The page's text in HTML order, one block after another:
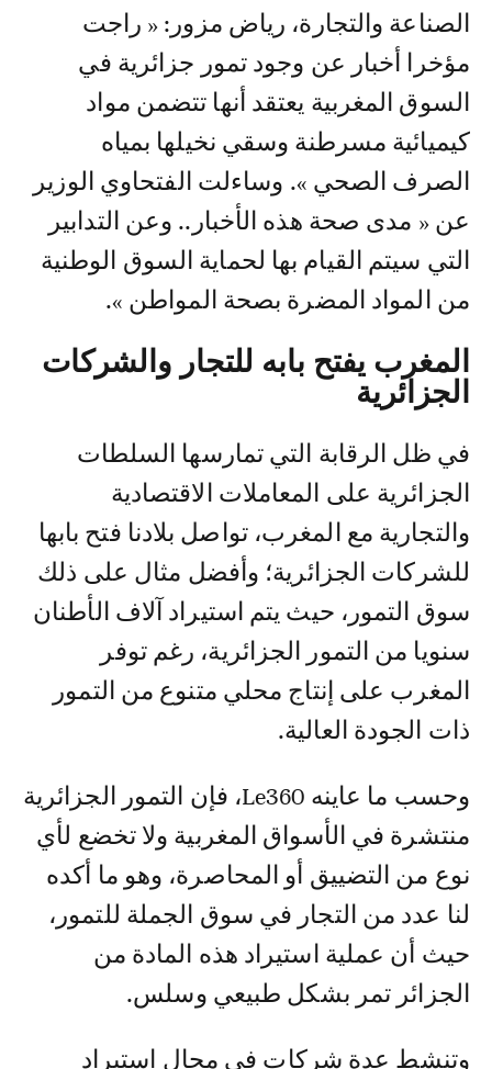
الصناعة والتجارة، رياض مزور: « راجت
مؤخرا أخبار عن وجود تمور جزائرية في
السوق المغربية يعتقد أنها تتضمن مواد
كيميائية مسرطنة وسقي نخيلها بمياه
الصرف الصحي ». وساءلت الفتحاوي الوزير
عن « مدى صحة هذه الأخبار.. وعن التدابير
التي سيتم القيام بها لحماية السوق الوطنية
من المواد المضرة بصحة المواطن ».
المغرب يفتح بابه للتجار والشركات
الجزائرية
في ظل الرقابة التي تمارسها السلطات
الجزائرية على المعاملات الاقتصادية
والتجارية مع المغرب، تواصل بلادنا فتح بابها
للشركات الجزائرية؛ وأفضل مثال على ذلك
سوق التمور، حيث يتم استيراد آلاف الأطنان
سنويا من التمور الجزائرية، رغم توفر
المغرب على إنتاج محلي متنوع من التمور
ذات الجودة العالية.
وحسب ما عاينه Le360، فإن التمور الجزائرية
منتشرة في الأسواق المغربية ولا تخضع لأي
نوع من التضييق أو المحاصرة، وهو ما أكده
لنا عدد من التجار في سوق الجملة للتمور،
حيث أن عملية استيراد هذه المادة من
الجزائر تمر بشكل طبيعي وسلس.
وتنشط عدة شركات في مجال استيراد